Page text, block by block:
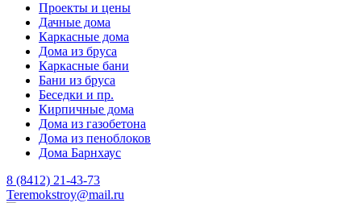
Проекты и цены
Дачные дома
Каркасные дома
Дома из бруса
Каркасные бани
Бани из бруса
Беседки и пр.
Кирпичные дома
Дома из газобетона
Дома из пеноблоков
Дома Барнхаус
8 (8412) 21-43-73
Teremokstroy@mail.ru